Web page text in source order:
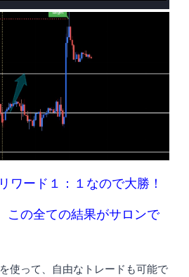
ード１：１なので大勝！
の全ての結果がサロンで
使って、自由なトレードも可能で